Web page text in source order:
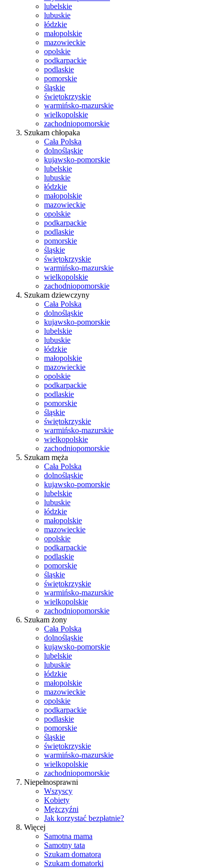
lubelskie
lubuskie
łódzkie
małopolskie
mazowieckie
opolskie
podkarpackie
podlaskie
pomorskie
śląskie
świętokrzyskie
warmińsko-mazurskie
wielkopolskie
zachodniopomorskie
Szukam chłopaka
Cała Polska
dolnośląskie
kujawsko-pomorskie
lubelskie
lubuskie
łódzkie
małopolskie
mazowieckie
opolskie
podkarpackie
podlaskie
pomorskie
śląskie
świętokrzyskie
warmińsko-mazurskie
wielkopolskie
zachodniopomorskie
Szukam dziewczyny
Cała Polska
dolnośląskie
kujawsko-pomorskie
lubelskie
lubuskie
łódzkie
małopolskie
mazowieckie
opolskie
podkarpackie
podlaskie
pomorskie
śląskie
świętokrzyskie
warmińsko-mazurskie
wielkopolskie
zachodniopomorskie
Szukam męża
Cała Polska
dolnośląskie
kujawsko-pomorskie
lubelskie
lubuskie
łódzkie
małopolskie
mazowieckie
opolskie
podkarpackie
podlaskie
pomorskie
śląskie
świętokrzyskie
warmińsko-mazurskie
wielkopolskie
zachodniopomorskie
Szukam żony
Cała Polska
dolnośląskie
kujawsko-pomorskie
lubelskie
lubuskie
łódzkie
małopolskie
mazowieckie
opolskie
podkarpackie
podlaskie
pomorskie
śląskie
świętokrzyskie
warmińsko-mazurskie
wielkopolskie
zachodniopomorskie
Niepełnosprawni
Wszyscy
Kobiety
Mężczyźni
Jak korzystać bezpłatnie?
Więcej
Samotna mama
Samotny tata
Szukam domatora
Szukam domatorki